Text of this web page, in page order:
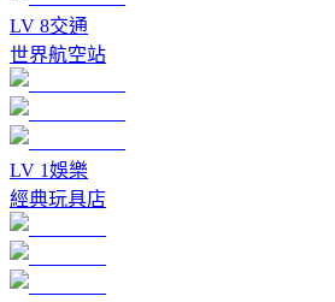
LV 8交通
世界航空站
LV 1娛樂
經典玩具店